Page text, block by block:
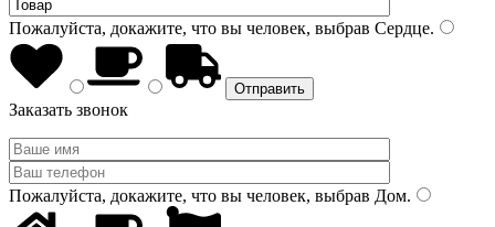
Пожалуйста, докажите, что вы человек, выбрав Сердце.
Заказать звонок
Пожалуйста, докажите, что вы человек, выбрав Дом.